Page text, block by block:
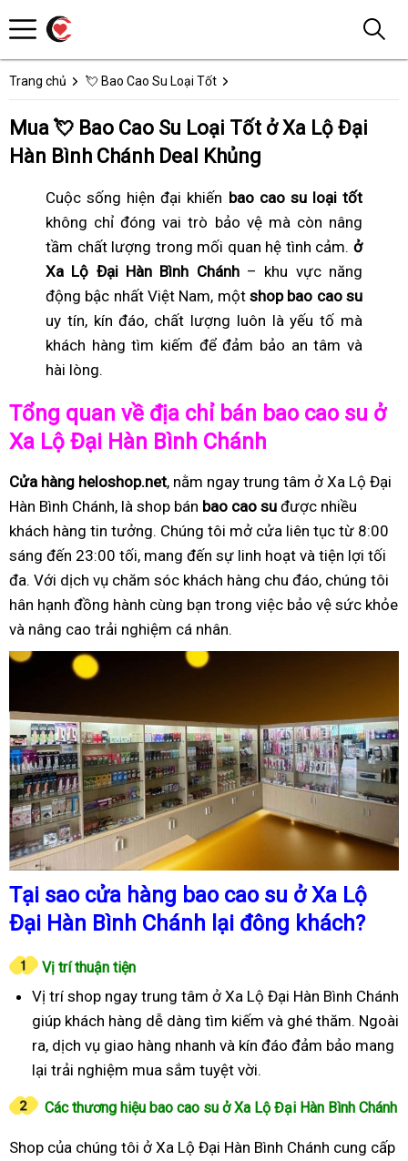
Trang chủ 💘 Bao Cao Su Loại Tốt
Mua 💘 Bao Cao Su Loại Tốt ở Xa Lộ Đại
Hàn Bình Chánh Deal Khủng
Cuộc sống hiện đại khiến bao cao su loại tốt
không chỉ đóng vai trò bảo vệ mà còn nâng
tầm chất lượng trong mối quan hệ tình cảm. ở
Xa Lộ Đại Hàn Bình Chánh– khu vực năng
động bậc nhất Việt Nam, một shop bao cao su
uy tín, kín đáo, chất lượng luôn là yếu tố mà
khách hàng tìm kiếm để đảm bảo an tâm và
hài lòng.
Tổng quan về địa chỉ bán bao cao su ở
Xa Lộ Đại Hàn Bình Chánh
Cửa hàng heloshop.net, nằm ngay trung tâm ở Xa Lộ Đại
Hàn Bình Chánh, là shop bán bao cao su được nhiều
khách hàng tin tưởng. Chúng tôi mở cửa liên tục từ 8:00
sáng đến 23:00 tối, mang đến sự linh hoạt và tiện lợi tối
đa. Với dịch vụ chăm sóc khách hàng chu đáo, chúng tôi
hân hạnh đồng hành cùng bạn trong việc bảo vệ sức khỏe
và nâng cao trải nghiệm cá nhân.
Tại sao cửa hàng bao cao su ở Xa Lộ
Đại Hàn Bình Chánh lại đông khách?
Vị trí thuận tiện
Vị trí shop ngay trung tâm ở Xa Lộ Đại Hàn Bình Chánh
giúp khách hàng dễ dàng tìm kiếm và ghé thăm. Ngoài
ra, dịch vụ giao hàng nhanh và kín đáo đảm bảo mang
lại trải nghiệm mua sắm tuyệt vời.
Các thương hiệu bao cao su ở Xa Lộ Đại Hàn Bình Chánh
Shop của chúng tôi ở Xa Lộ Đại Hàn Bình Chánh cung cấp